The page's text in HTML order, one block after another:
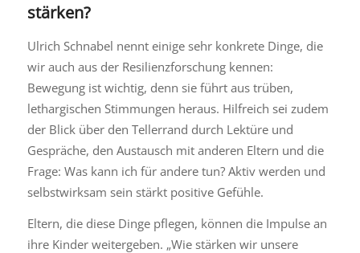
stärken?
Ulrich Schnabel nennt einige sehr konkrete Dinge, die
wir auch aus der Resilienzforschung kennen:
Bewegung ist wichtig, denn sie führt aus trüben,
lethargischen Stimmungen heraus. Hilfreich sei zudem
der Blick über den Tellerrand durch Lektüre und
Gespräche, den Austausch mit anderen Eltern und die
Frage: Was kann ich für andere tun? Aktiv werden und
selbstwirksam sein stärkt positive Gefühle.
Eltern, die diese Dinge pflegen, können die Impulse an
ihre Kinder weitergeben. „Wie stärken wir unsere